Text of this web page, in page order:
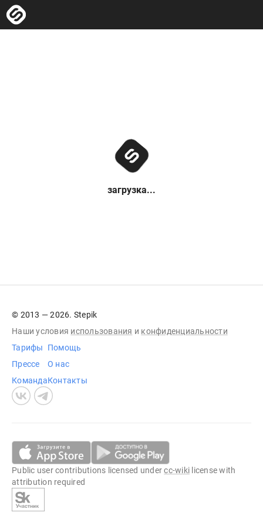
загрузка...
© 2013 — 2026. Stepik
Наши условия использования и конфиденциальности
Тарифы
Прессе
Команда
Помощь
О нас
Контакты
Public user contributions licensed undercc-wiki license with
attribution required